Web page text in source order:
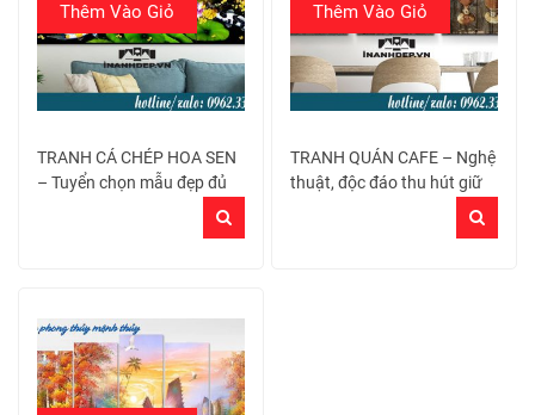
TRANH CÁ CHÉP HOA SEN
– Tuyển chọn mẫu đẹp đủ
Thêm Vào Giỏ
TRANH QUÁN CAFE – Nghệ
thuật, độc đáo thu hút giữ
Thêm Vào Giỏ